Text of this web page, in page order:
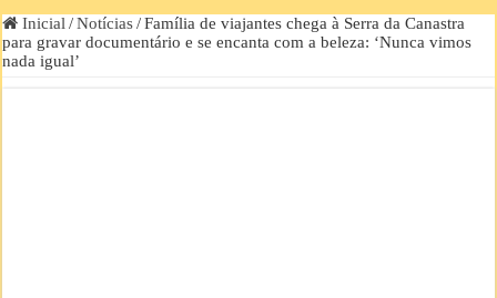
Inicial / Notícias / Família de viajantes chega à Serra da Canastra
para gravar documentário e se encanta com a beleza: ‘Nunca vimos
nada igual’